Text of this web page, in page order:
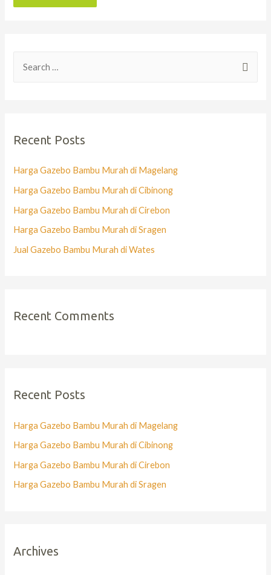
Recent Posts
Harga Gazebo Bambu Murah di Magelang
Harga Gazebo Bambu Murah di Cibinong
Harga Gazebo Bambu Murah di Cirebon
Harga Gazebo Bambu Murah di Sragen
Jual Gazebo Bambu Murah di Wates
Recent Comments
Recent Posts
Harga Gazebo Bambu Murah di Magelang
Harga Gazebo Bambu Murah di Cibinong
Harga Gazebo Bambu Murah di Cirebon
Harga Gazebo Bambu Murah di Sragen
Archives